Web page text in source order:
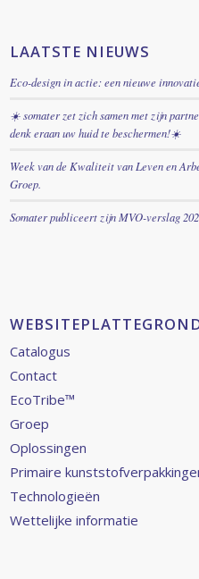
LAATSTE NIEUWS
Eco-design in actie: een nieuwe
☀️ somater zet zich samen met zijn
denk eraan uw huid te beschermen!☀️
Week van de Kwaliteit van Leven en
Groep.
Somater publiceert zijn MVO-verslag
Catalogus
Contact
EcoTribe™
Groep
Oplossingen
Primaire
Technologieën
Wettelijke informatie